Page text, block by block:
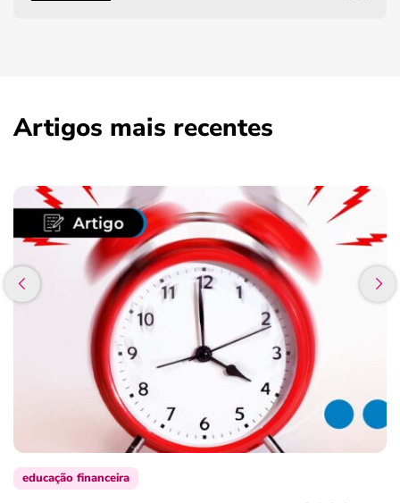
Artigos mais recentes
educação financeira